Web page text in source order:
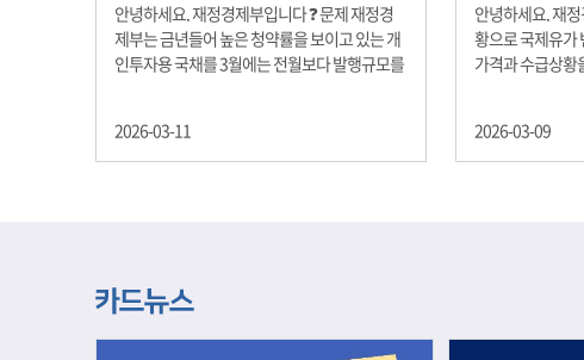
안녕하세요. 재정경제부입니다 ❓ 문제 재정경
제부는 금년들어 높은 청약률을 보이고 있는 개
인투자용 국채를 3월에는 전월보다 발행규모를
년물 900억원, 20년물 300억원입니다. 그렇다
면 3월 개인투자용 국채의 총 발행 예정 금액은
은 인스타그램 개별 DM으로 폼링크를 전달드립
니다.
2026-03-11
안녕하세요. 재
황으로 국제유가
가격과 수급상황
고 추세적 흐름을
승 향후 지정학
2026-03-09